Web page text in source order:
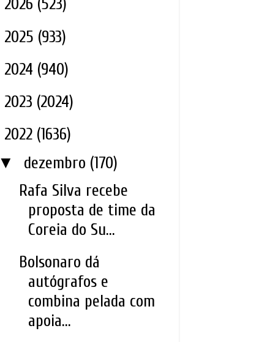
2026 (523)
2025 (933)
2024 (940)
2023 (2024)
2022 (1636)
▼ dezembro (170)
Rafa Silva recebe
proposta de time da
Coreia do Su...
Bolsonaro dá
autógrafos e
combina pelada com
apoia...